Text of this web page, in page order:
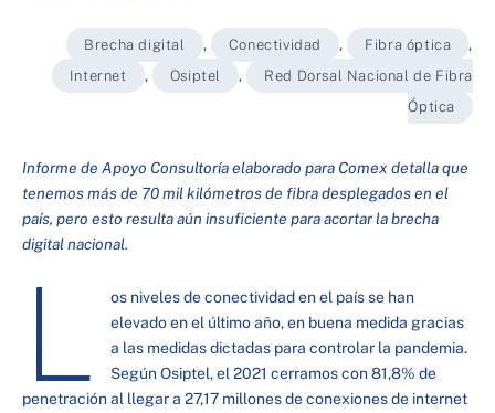
Brecha digital , Conectividad , Fibra óptica
,
Internet
, Osiptel ,
Red Dorsal Nacional de Fibra
Óptica
Informe de Apoyo Consultoría elaborado para Comex detalla que
tenemos más de 70 mil kilómetros de fibra desplegados en el
país, pero esto resulta aún insuficiente para acortar la brecha
digital nacional.
L
os niveles de conectividad en el país se han
elevado en el último año, en buena medida gracias
a las medidas dictadas para controlar la pandemia.
Según Osiptel, el 2021 cerramos con 81,8% de
penetración al llegar a 27,17 millones de conexiones de internet